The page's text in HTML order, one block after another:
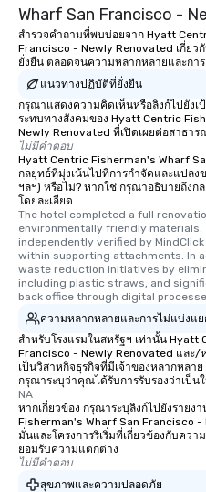
Wharf San Francisco -
สำรวจคำถามที่พบบ่อยจาก Hyatt
Francisco - Newly Renovated เกี่ย
ยั่งยืน ตลอดจนความหลากหลายและกา
แนวทางปฏิบัติที่ยั่งยืน
กรุณาแสดงความคิดเห็นหรือลิงก์ไปยัง
ระทบทางสังคมของ Hyatt Centric
Newly Renovated ที่เปิดเผยต่อสาธาร
ไม่มีคำตอบ
Hyatt Centric Fisherman's Wharf
กลยุทธ์ที่มุ่งเน้นไปที่การกำจัดและแปลง
ฯลฯ) หรือไม่? หากใช่ กรุณาอธิบายถึง
โดยละเอียด
The hotel completed a full
environmentally friendly materials.
independently verified by
within supporting attachments. In
waste reduction initiatives by
including plastic straws, and
back office through digital
ความหลากหลายและการไม่แบ่งแย
สำหรับโรงแรมในสหรัฐฯ เท่านั้น Hyatt
Francisco - Newly Renovated และ/
เป็นวิสาหกิจธุรกิจที่มีเจ้าของหลากหลา
กรุณาระบุว่าคุณได้รับการรับรองว่าเป็น
NA
หากเกี่ยวข้อง กรุณาระบุลิงก์ไปยังราย
Fisherman's Wharf San Francisco
มั่นและโครงการริเริ่มที่เกี่ยวข้องกับคว
ยอมรับความแตกต่าง
ไม่มีคำตอบ
สุขภาพและความปลอดภัย